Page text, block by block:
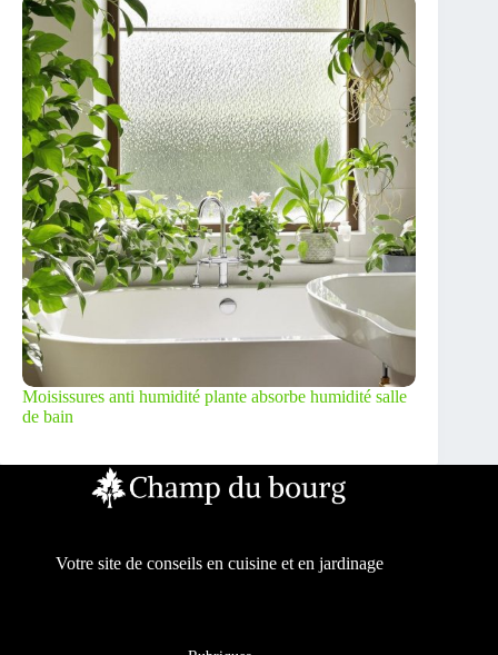
Moisissures anti humidité plante absorbe humidité salle
de bain
Votre site de conseils en cuisine et en jardinage